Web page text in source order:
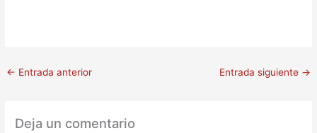
← Entrada anterior Entrada siguiente →
Deja un comentario